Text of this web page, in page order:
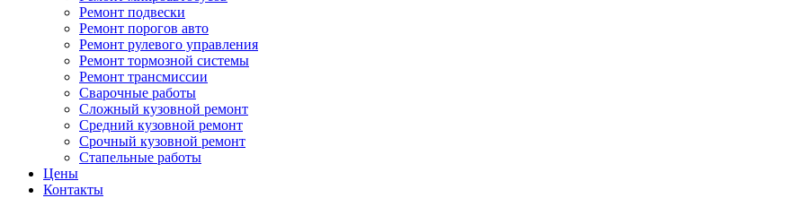
Ремонт подвески
Ремонт порогов авто
Ремонт рулевого управления
Ремонт тормозной системы
Ремонт трансмиссии
Сварочные работы
Сложный кузовной ремонт
Средний кузовной ремонт
Срочный кузовной ремонт
Стапельные работы
Цены
Контакты